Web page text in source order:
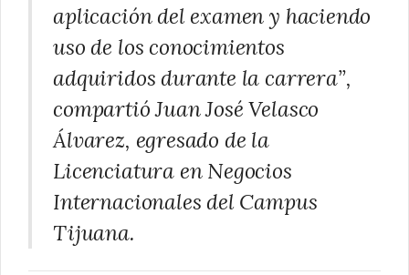
aplicación del examen y haciendo
uso de los conocimientos
adquiridos durante la carrera”,
compartió Juan José Velasco
Álvarez, egresado de la
Licenciatura en Negocios
Internacionales del Campus
Tijuana.